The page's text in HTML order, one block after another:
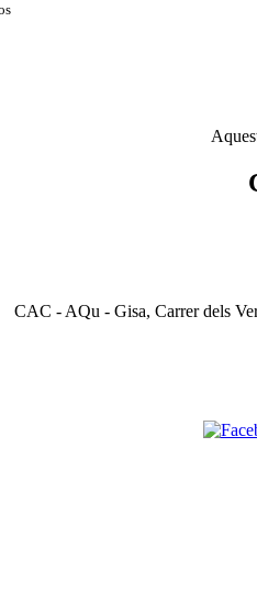
CAC - AQu - Gisa, Carrer dels